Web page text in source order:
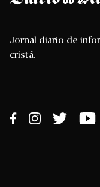
Jornal diário de
cristã.